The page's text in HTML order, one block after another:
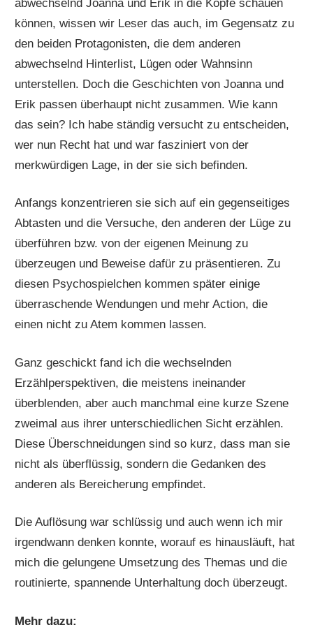
abwechselnd Joanna und Erik in die Köpfe schauen
können, wissen wir Leser das auch, im Gegensatz zu
den beiden Protagonisten, die dem anderen
abwechselnd Hinterlist, Lügen oder Wahnsinn
unterstellen. Doch die Geschichten von Joanna und
Erik passen überhaupt nicht zusammen. Wie kann
das sein? Ich habe ständig versucht zu entscheiden,
wer nun Recht hat und war fasziniert von der
merkwürdigen Lage, in der sie sich befinden.
Anfangs konzentrieren sie sich auf ein gegenseitiges
Abtasten und die Versuche, den anderen der Lüge zu
überführen bzw. von der eigenen Meinung zu
überzeugen und Beweise dafür zu präsentieren. Zu
diesen Psychospielchen kommen später einige
überraschende Wendungen und mehr Action, die
einen nicht zu Atem kommen lassen.
Ganz geschickt fand ich die wechselnden
Erzählperspektiven, die meistens ineinander
überblenden, aber auch manchmal eine kurze Szene
zweimal aus ihrer unterschiedlichen Sicht erzählen.
Diese Überschneidungen sind so kurz, dass man sie
nicht als überflüssig, sondern die Gedanken des
anderen als Bereicherung empfindet.
Die Auflösung war schlüssig und auch wenn ich mir
irgendwann denken konnte, worauf es hinausläuft, hat
mich die gelungene Umsetzung des Themas und die
routinierte, spannende Unterhaltung doch überzeugt.
Mehr dazu: